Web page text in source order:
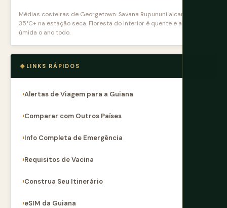
Médias costeiras de Georgetown. Savana Rupununi alcança
35°C+ na estação seca. Floresta do interior é quente e altamente
úmida o ano todo.
LINKS RÁPIDOS
Alertas de Viagem para a Guiana
Comparar com Outros Países
Info Completa de Emergência
Requisitos de Vacina
Construa Seu Itinerário
eSIM da Guiana